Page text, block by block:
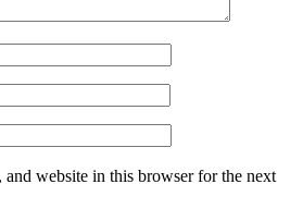
and website in this browser for the next